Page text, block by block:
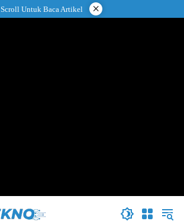
Scroll Untuk Baca Artikel ×